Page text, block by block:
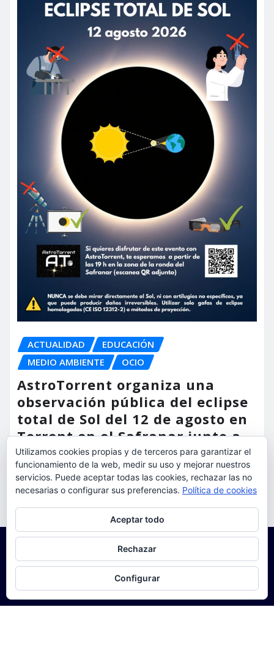
ACTUALIDAD
EDUCACIÓN
MEDIO AMBIENTE
OCIO
AstroTorrent organiza una
observación pública del eclipse
total de Sol del 12 de agosto en
Torrent en el Safranar junto a
las vías del AVE
torrent al dia Ago 5, 2026
Utilizamos cookies propias y de terceros para garantizar el
funcionamiento de la web, medir su uso y mejorar nuestros
servicios. Puede aceptar todas las cookies, rechazar las no
necesarias o configurar sus preferencias. Política de cookies
Aceptar todo
Rechazar
Configurar
Para obtener más información, incluido cómo gestionar las cookies,